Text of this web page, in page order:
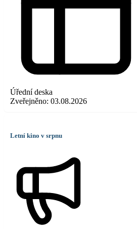
Úřední deska
Zveřejněno: 03.08.2026
Letní kino v srpnu